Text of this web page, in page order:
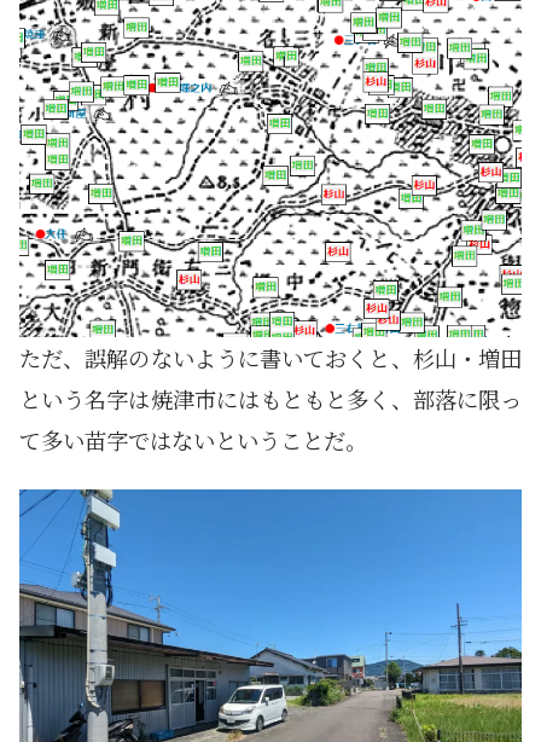
ただ、誤解のないように書いておくと、杉山・増田
という名字は焼津市にはもともと多く、部落に限っ
て多い苗字ではないということだ。